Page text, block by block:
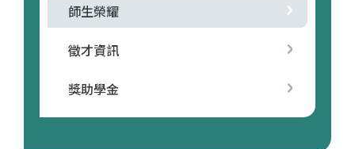
師生榮耀
徵才資訊
獎助學金